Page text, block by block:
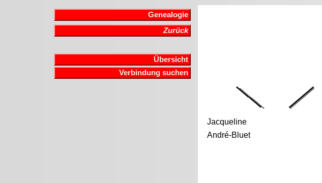
Genealogie
Zurück
Übersicht
Verbindung suchen
Jacqueline
André-Bluet